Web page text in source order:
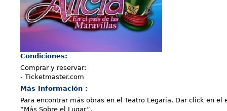
Condiciones:
Comprar y reservar:
- Ticketmaster.com
Más Información :
Para encontrar más obras en el Teatro Legaria. Dar click en el
“Más Sobre el Lugar”.